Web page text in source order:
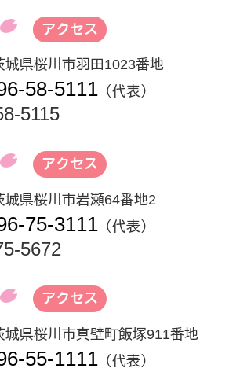
アクセス
城県桜川市羽田1023番地
58-5111 （代表）
5115
アクセス
城県桜川市岩瀬64番地2
75-3111 （代表）
5672
アクセス
城県桜川市真壁町飯塚911番地
55-1111 （代表）